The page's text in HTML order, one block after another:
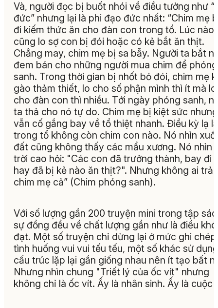
Và, người đọc bị buốt nhói về điều tưởng như
đức” nhưng lại là phi đạo đức nhất: “Chim mẹ
đi kiếm thức ăn cho đàn con trong tổ. Lúc
cũng lo sợ con bị đói hoặc có kẻ bắt ăn thịt.
Chẳng may, chim mẹ bị sa bẫy. Người ta bắt
đem bán cho những người mua chim để phóng
sanh. Trong thời gian bị nhốt bỏ đói, chim mẹ
gào thảm thiết, lo cho số phận mình thì ít mà lo
cho đàn con thì nhiều. Tới ngày phóng sanh,
ta thả cho nó tự do. Chim mẹ bị kiệt sức nhưng
vẫn cố gắng bay về tổ thiệt nhanh. Điều kỳ lạ là
trong tổ không còn chim con nào. Nó nhìn
đất cũng không thấy các mẩu xương. Nó nhìn
trời cao hỏi: "Các con đã trưởng thành, bay đi
hay đã bị kẻ nào ăn thịt?". Nhưng không ai trả
chim mẹ cả” (Chim phóng sanh).
Với số lượng gần 200 truyện mini trong tập
sự đồng đều về chất lượng gần như là điều khó
đạt. Một số truyện chỉ dừng lại ở mức ghi chép
tình huống vui vui tếu tếu, một số khác sử dụng
cấu trúc lặp lại gần giống nhau nên ít tạo bất
Nhưng nhìn chung "Triết lý của ốc vít" nhưng
không chỉ là ốc vít. Ấy là nhân sinh. Ấy là cuộc